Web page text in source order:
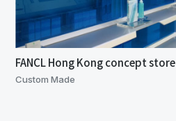
FANCL Hong Kong concept store
Custom Made